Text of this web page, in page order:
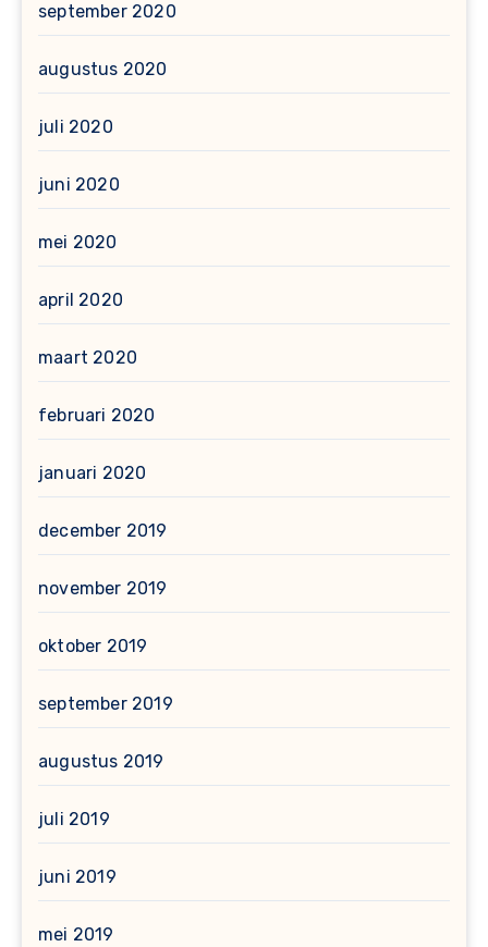
september 2020
augustus 2020
juli 2020
juni 2020
mei 2020
april 2020
maart 2020
februari 2020
januari 2020
december 2019
november 2019
oktober 2019
september 2019
augustus 2019
juli 2019
juni 2019
mei 2019